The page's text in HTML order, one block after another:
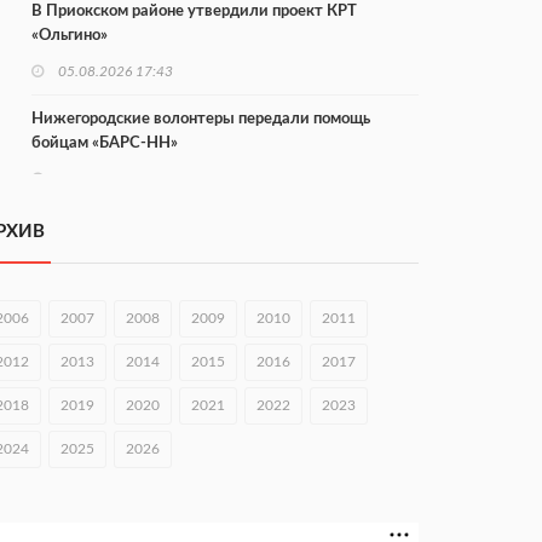
В Приокском районе утвердили проект КРТ
«Ольгино»
05.08.2026 17:43
Нижегородские волонтеры передали помощь
бойцам «БАРС-НН»
Центр «Долголетие по-нижегородски» проведет 50
правительстве региона
16 нижегородцев победили в конкурсе «Большая
2007 2008 2009 2010 2011
2013 2014 2015 2016 2017
2019 2020 2021 2022 2023
2025 2026